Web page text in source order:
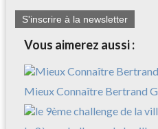
S'inscrire à la newsletter
Vous aimerez aussi :
Mieux Connaître Bertrand